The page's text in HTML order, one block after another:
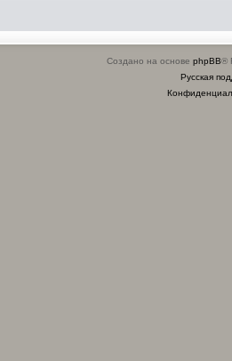
Создано на основе phpBB®
Русская